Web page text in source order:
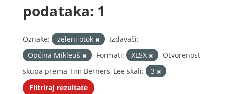
podataka: 1
Oznake: zeleni otok
Izdavači:
Općina Mikleuš
Formati: XLSX
Otvorenost
skupa prema Tim Berners-Lee skali:
3
Filtriraj rezultate